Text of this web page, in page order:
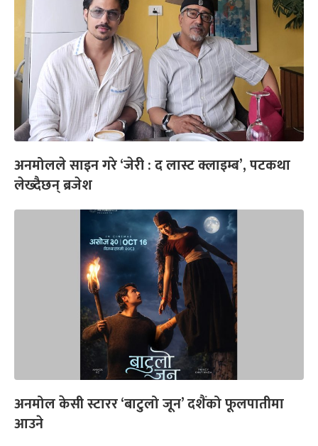
अनमोलले साइन गरे ‘जेरी : द लास्ट क्लाइम्ब’, पटकथा
लेख्दैछन् ब्रजेश
अनमोल केसी स्टारर ‘बाटुलो जून’ दशैंको फूलपातीमा
आउने